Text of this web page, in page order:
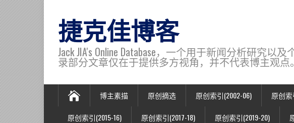
捷克佳博客
Jack JIA's Online Database，一个用于新闻分析研究
录部分文章仅在于提供多方视角，并不代表博主观点
博主素描 原创摘选 原创索引(2002-06) 原创索
原创索引(2015-16) 原创索引(2017-18) 原创索引(2019-20)